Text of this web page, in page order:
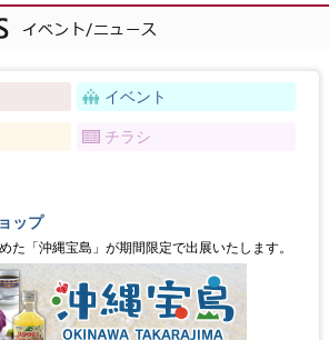
イベント
チラシ
ップ
た「沖縄宝島」が期間限定で出展いたします。